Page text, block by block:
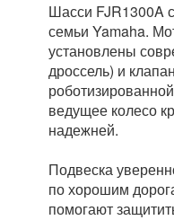
Шасси FJR1300A
семьи Yamaha.
установлены
дроссель) и
ведущее колесо
надежней.
Подвеска
по хорошим
помогают